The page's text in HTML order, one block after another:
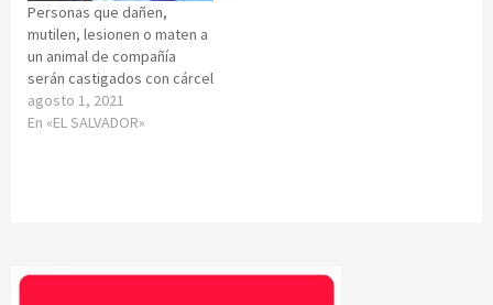
Personas que dañen,
mutilen, lesionen o maten a
un animal de compañía
serán castigados con cárcel
agosto 1, 2021
En «EL SALVADOR»